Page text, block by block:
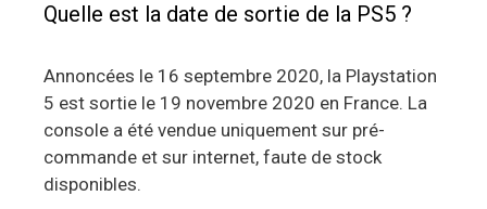
Quelle est la date de sortie de la PS5 ?
Annoncées le 16 septembre 2020, la Playstation
5 est sortie le 19 novembre 2020 en France. La
console a été vendue uniquement sur pré-
commande et sur internet, faute de stock
disponibles.